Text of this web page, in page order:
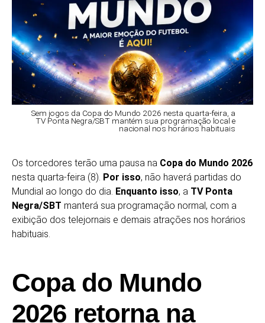
Sem jogos da Copa do Mundo 2026 nesta quarta-feira, a
TV Ponta Negra/SBT mantém sua programação local e
nacional nos horários habituais
Os torcedores terão uma pausa na Copa do Mundo 2026
nesta quarta-feira (8). Por isso, não haverá partidas do
Mundial ao longo do dia. Enquanto isso, a TV Ponta
Negra/SBT manterá sua programação normal, com a
exibição dos telejornais e demais atrações nos horários
habituais.
Copa do Mundo
2026 retorna na